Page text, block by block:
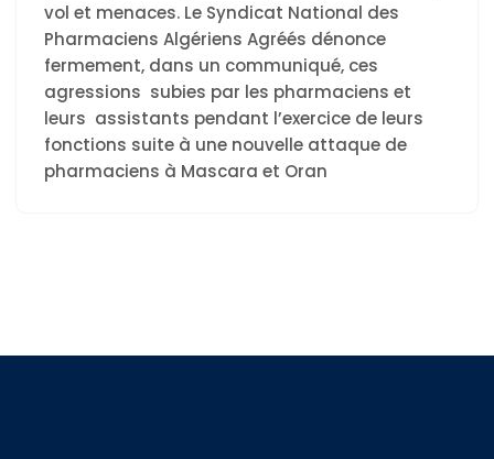
vol et menaces. Le Syndicat National des
Pharmaciens Algériens Agréés dénonce
fermement, dans un communiqué, ces
agressions subies par les pharmaciens et
leurs assistants pendant l’exercice de leurs
fonctions suite à une nouvelle attaque de
pharmaciens à Mascara et Oran